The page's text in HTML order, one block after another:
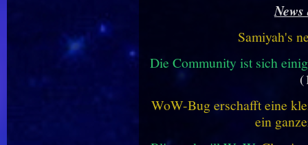
Samiyah's
Die Community ist sich
WoW-Bug erschafft eine
ein